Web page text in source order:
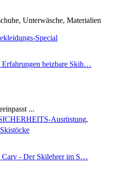
Unterwäsche, Materialien
Special
Erfahrungen heizbare Skih…
...
Ausrüstung,
Skistöcke
Carv - Der Skilehrer im S…